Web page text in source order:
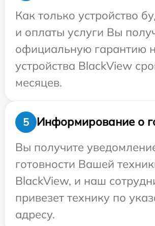
Как только устройство
и оплаты услуги Вы
официальную гарантию
устройства BlackView
месяцев.
5
Информирование о
Вы получите
готовности Вашей
BlackView, и наш
привезет технику по
адресу.